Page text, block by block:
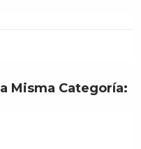
Misma Categoría: